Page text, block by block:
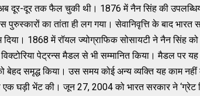
दूर-दूर तक फैल चुकी थी। 1876 में नैन सिंह की
पुरुस्कारों का तांता ही लग गया। सेवानिवृत्ति के बाद
1868 में रॉयल ज्योग्राफिक सोसायटी ने नैन सिंह
पेट्रन्स मैडल से भी सम्मानित किया। मैडल पर
को बेहद समृद्ध किया। उस समय कोई अन्य व्यक्ति यह काम
एक घड़ी भेंट की। जून 27, 2004 को भारत सरकार ने ‘ग्रेट